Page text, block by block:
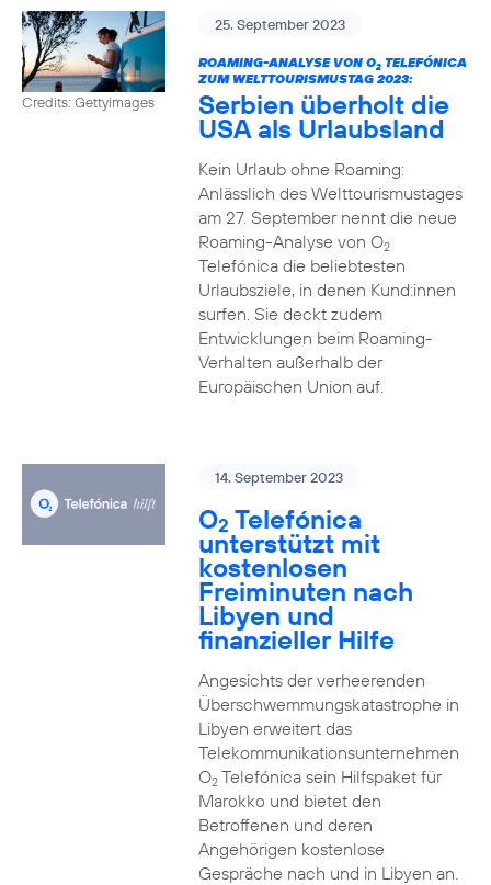
Credits: Gettyimages
25. September 2023
ROAMING-ANALYSE VON O2TELEFÓNICA
ZUM WELTTOURISMUSTAG 2023:
Serbien überholt die
USA als Urlaubsland
Kein Urlaub ohne Roaming:
Anlässlich des Welttourismustages
am 27. September nennt die neue
Roaming-Analyse von O2
Telefónica die beliebtesten
Urlaubsziele, in denen Kund:innen
surfen. Sie deckt zudem
Entwicklungen beim Roaming-
Verhalten außerhalb der
Europäischen Union auf.
14. September 2023
O2 Telefónica
unterstützt mit
kostenlosen
Freiminuten nach
Libyen und
finanzieller Hilfe
Angesichts der verheerenden
Überschwemmungskatastrophe in
Libyen erweitert das
Telekommunikationsunternehmen
O2Telefónica sein Hilfspaket für
Marokko und bietet den
Betroffenen und deren
Angehörigen kostenlose
Gespräche nach und in Libyen an.